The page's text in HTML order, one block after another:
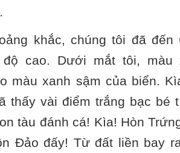
khắc, chúng tôi đã
độ cao. Dưới mắt tôi,
màu xanh sậm của biển.
thấy vài điểm trắng bạc bé
tàu đánh cá! Kìa! Hòn
Đảo đấy! Từ đất liền bay